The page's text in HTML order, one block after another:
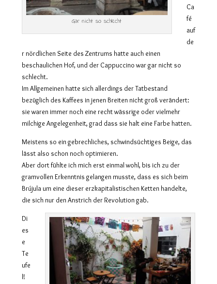
Gar nicht so schlecht
Ca
fé
auf
de
r nördlichen Seite des Zentrums hatte auch einen
beschaulichen Hof, und der Cappuccino war gar nicht so
schlecht.
Im Allgemeinen hatte sich allerdings der Tatbestand
bezüglich des Kaffees in jenen Breiten nicht groß verändert:
sie waren immer noch eine rechtwässrige oder vielmehr
milchige Angelegenheit, grad dass sie halt eine Farbe hatten.
Meistens so ein gebrechliches, schwindsüchtiges Beige, das
lässt also schon noch optimieren.
Aber dortfühlte ich mich erst einmalwohl, bis ich zu der
gramvollen Erkenntnis gelangen musste, dass es sich beim
Brújula um eine dieser erzkapitalistischen Ketten handelte,
die sich nur den Anstrich der Revolution gab.
Di
es
e
Te
ufe
l!